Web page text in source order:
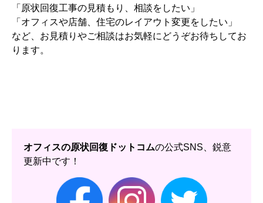
「原状回復工事の見積もり、相談をしたい」
「オフィスや店舗、住宅のレイアウト変更をしたい」
など、お見積りやご相談はお気軽にどうぞお待ちしてお
ります。
オフィスの原状回復ドットコムの公式SNS、鋭意
更新中です！